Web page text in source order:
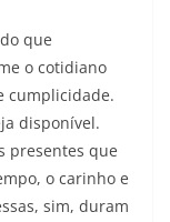
que
o cotidiano
cumplicidade.
disponível.
presentes que
o carinho e
sim, duram